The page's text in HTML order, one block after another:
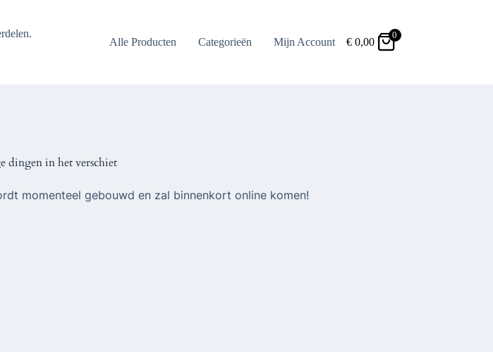
Alle Producten Categorieën Mijn Account €0,00
0
dingen in het verschiet
momenteel gebouwd en zal binnenkort online komen!